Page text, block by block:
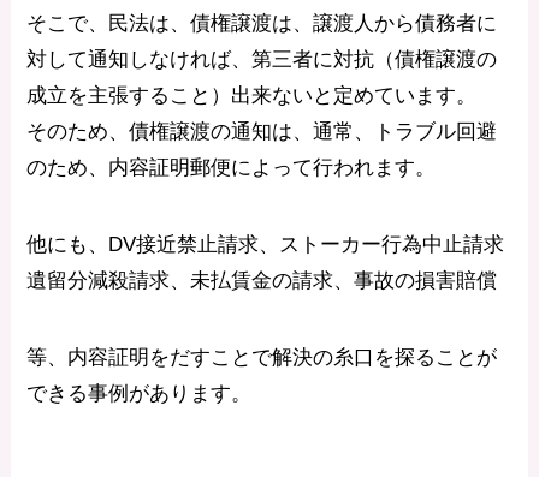
そこで、民法は、債権譲渡は、譲渡人から債務者に
対して通知しなければ、第三者に対抗（債権譲渡の
成立を主張すること）出来ないと定めています。
そのため、債権譲渡の通知は、通常、トラブル回避
のため、内容証明郵便によって行われます。
他にも、DV接近禁止請求、ストーカー行為中止請求
遺留分減殺請求、未払賃金の請求、事故の損害賠償
等、内容証明をだすことで解決の糸口を探ることが
できる事例があります。